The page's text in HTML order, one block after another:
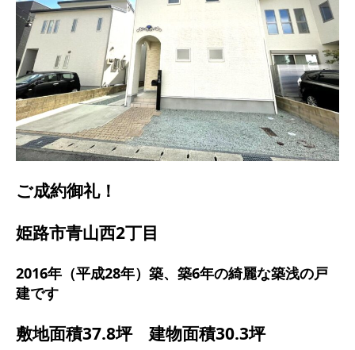
ご成約御礼！
姫路市青山西2丁目
2016年（平成28年）築、築6年の綺麗な築浅の戸
建です
敷地面積37.8坪 建物面積30.3坪